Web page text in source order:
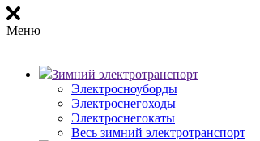
Меню
Зимний электротранспорт
Электросноуборды
Электроснегоходы
Электроснегокаты
Весь зимний электротранспорт